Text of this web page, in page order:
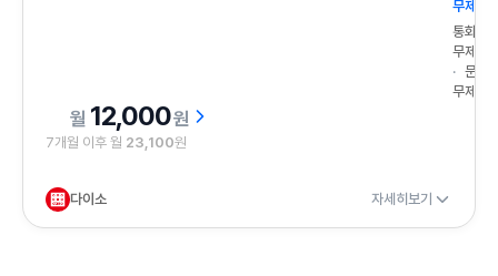
무제한
통화
무제한
문자
무제한
12,000원
7개월 이후 월 23,100원
다이소 자세히보기